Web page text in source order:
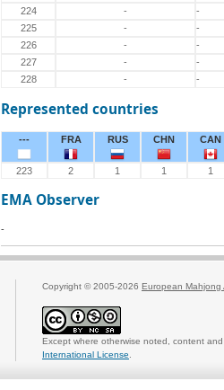
224
-
-
225
-
-
226
-
-
227
-
-
228
- -
Represented countries
--- FRA RUS CHN CAN
223 2 1 1 1
EMA Observer
-
Copyright © 2005-2026 European Mahjong
Except where otherwise noted, content
International License